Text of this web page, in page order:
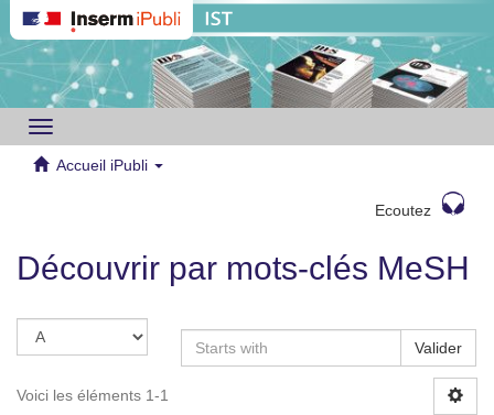
Toggle
navigation
Accueil iPubli
Ecoutez
Découvrir par mots-clés MeSH
Valider
Voici les éléments 1-1